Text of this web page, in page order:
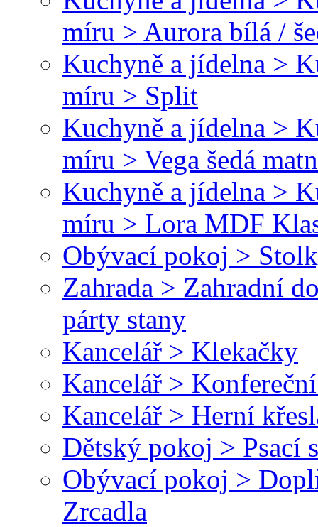
míru > Aurora bílá /
Kuchyně a jídelna >
míru > Split
Kuchyně a jídelna >
míru > Vega šedá
Kuchyně a jídelna >
míru > Lora MDF
Obývací pokoj >
Zahrada > Zahradní
párty stany
Kancelář > Klekačky
Kancelář >
Kancelář > Herní
Dětský pokoj > Psací
Obývací pokoj >
Zrcadla